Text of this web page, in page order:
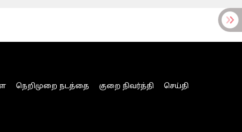
நெறிமுறை நடத்தை குறை நிவர்த்தி
செய்தி